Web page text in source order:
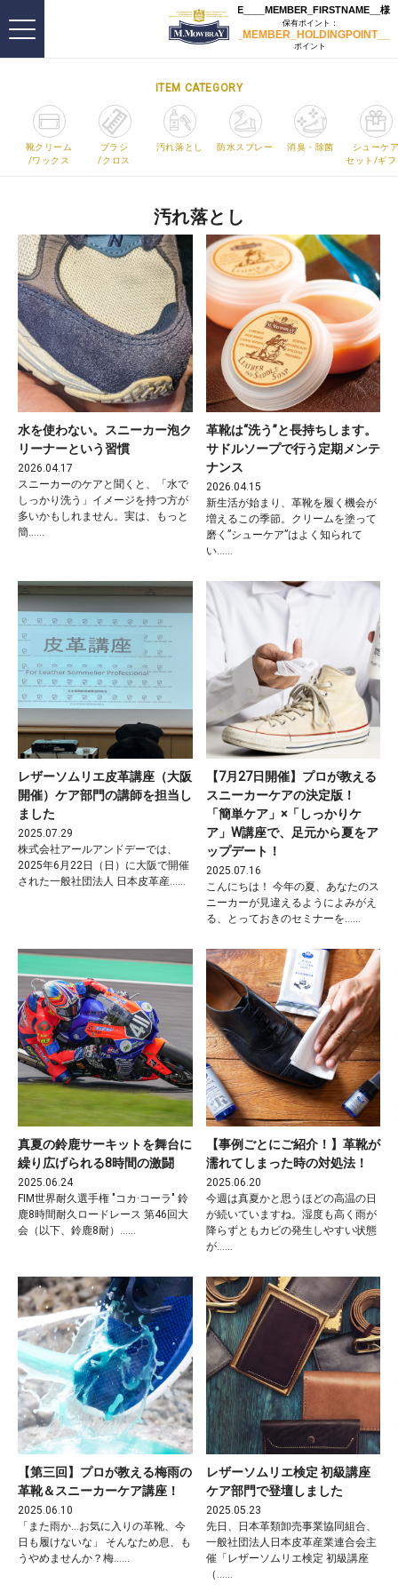
ITEM CATEGORY
靴クリーム
/ワックス
ブラシ
/クロス
汚れ落とし 防水スプレー 消臭・除菌
シューケ
セット/ギフ
汚れ落とし
水を使わない。スニーカー泡ク
リーナーという習慣
2026.04.17
スニーカーのケアと聞くと、「水で
しっかり洗う」イメージを持つ方が
多いかもしれません。実は、もっと
簡……
革靴は“洗う”と長持ちします。
サドルソープで行う定期メンテ
ナンス
2026.04.15
新生活が始まり、革靴を履く機会が
増えるこの季節。クリームを塗って
磨く”シューケア”はよく知られて
い……
レザーソムリエ皮革講座（大阪
開催）ケア部門の講師を担当し
ました
2025.07.29
株式会社アールアンドデーでは、
2025年6月22日（日）に大阪で開催
された一般社団法人 日本皮革産……
【7月27日開催】プロが教える
スニーカーケアの決定版！
「簡単ケア」×「しっかりケ
ア」W講座で、足元から夏をア
ップデート！
2025.07.16
こんにちは！ 今年の夏、あなたのス
ニーカーが見違えるようによみがえ
る、とっておきのセミナーを……
真夏の鈴鹿サーキットを舞台に
繰り広げられる8時間の激闘
2025.06.24
FIM世界耐久選手権 "コカ·コーラ" 鈴
鹿8時間耐久ロードレース 第46回大
会（以下、鈴鹿8耐）……
【事例ごとにご紹介！】革靴が
濡れてしまった時の対処法！
2025.06.20
今週は真夏かと思うほどの高温の日
が続いていますね。湿度も高く雨が
降らずともカビの発生しやすい状態
が……
【第三回】プロが教える梅雨の
革靴＆スニーカーケア講座！
2025.06.10
「また雨か…お気に入りの革靴、今
日も履けないな」 そんなため息、も
うやめませんか？梅……
レザーソムリエ検定 初級講座
ケア部門で登壇しました
2025.05.23
先日、日本革類卸売事業協同組合、
一般社団法人日本皮革産業連合会主
催「レザーソムリエ検定 初級講座
（……